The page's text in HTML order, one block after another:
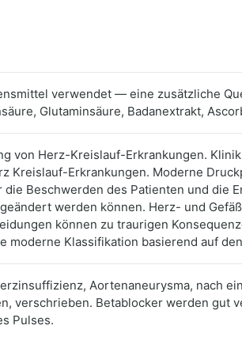
verwendet — eine zusätzliche
Glutaminsäure, Badanextrakt,
von Herz-Kreislauf-Erkrankungen.
Kreislauf-Erkrankungen. Moderne
Beschwerden des Patienten und die
werden können. Herz- und
können zu traurigen
Klassifikation basierend auf
Aortenaneurysma, nach
verschrieben. Betablocker werden gut
Pulses.